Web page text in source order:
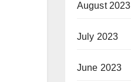
August 2023
July 2023
June 2023